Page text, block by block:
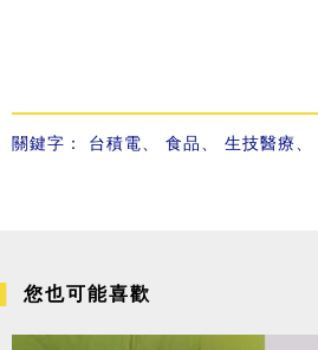
關鍵字： 台積電、 食品、 生技醫療、
您也可能喜歡